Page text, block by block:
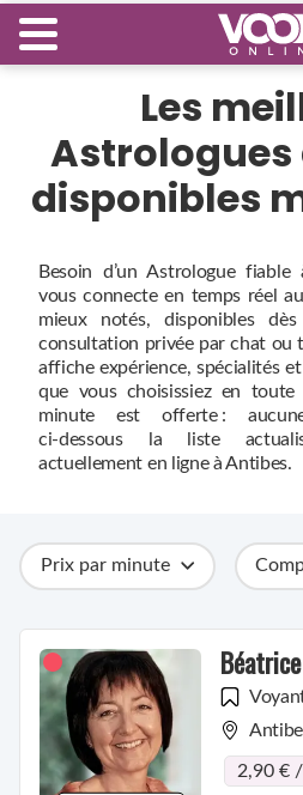
Les
Astrologues
disponibles
Besoin d’un Astrologue fiable
vous connecte en temps réel
mieux notés, disponibles
consultation privée par chat ou
affiche expérience, spécialités
que vous choisissiez en toute
minute est offerte :
ci‑dessous la liste
actuellement en ligne à Antibes.
Prix par minute
Béatrice
2,90 €